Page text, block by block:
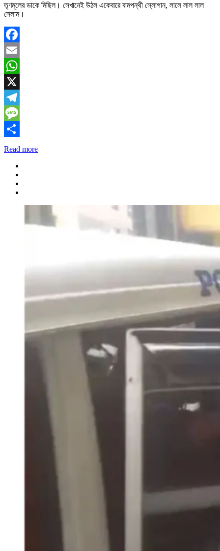
তৃণমূলের ডাকে মিছিল। সেখানেই উঠল একেবারে বামপন্থী স্লোগান, লালে লাল লাল
সেলাম।
Facebook
Email
WhatsApp
X
Telegram
Message
Share
Read more